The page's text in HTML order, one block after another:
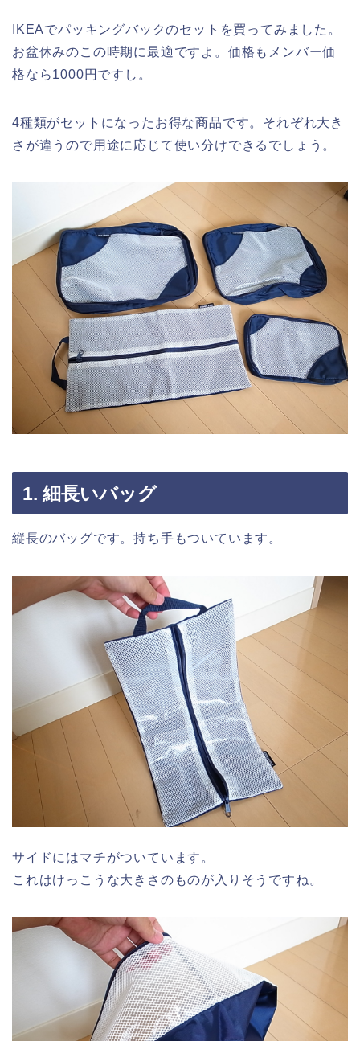
IKEAでパッキングバックのセットを買ってみました。
お盆休みのこの時期に最適ですよ。価格もメンバー価
格なら1000円ですし。
4種類がセットになったお得な商品です。それぞれ大き
さが違うので用途に応じて使い分けできるでしょう。
1. 細長いバッグ
縦長のバッグです。持ち手もついています。
サイドにはマチがついています。
これはけっこうな大きさのものが入りそうですね。